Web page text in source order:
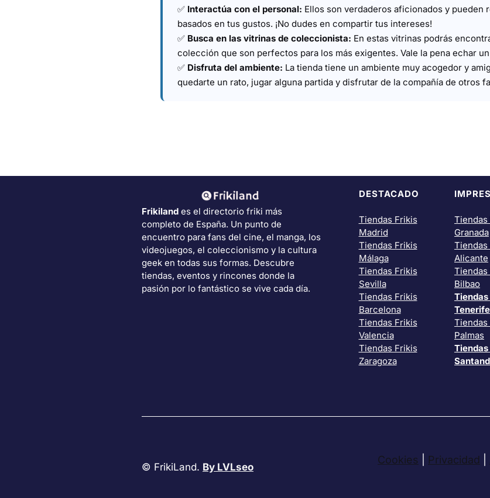
✅ Interactúa con el personal: Ellos son verdaderos aficionados y pueden
basados en tus gustos. ¡No dudes en compartir tus intereses!
✅ Busca en las vitrinas de coleccionista: En estas vitrinas podrás
colección que son perfectos para los más exigentes. Vale la pena echar
✅ Disfruta del ambiente: La tienda tiene un ambiente muy acogedor y
quedarte un rato, jugar alguna partida y disfrutar de la compañía de otros
Frikiland es el directorio friki más
completo de España. Un punto de
encuentro para fans del cine, el manga, los
videojuegos, el coleccionismo y la cultura
geek en todas sus formas. Descubre
tiendas, eventos y rincones donde la
pasión por lo fantástico se vive cada día.
DESTACADO
Tiendas Frikis
Madrid
Tiendas Frikis
Málaga
Tiendas Frikis
Sevilla
Tiendas Frikis
Barcelona
Tiendas Frikis
Valencia
Tiendas Frikis
Zaragoza
Granada
Alicante
Bilbao
Tenerife
Tiendas
Palmas
© FrikiLand. By LVLseo
Cookies Privacidad